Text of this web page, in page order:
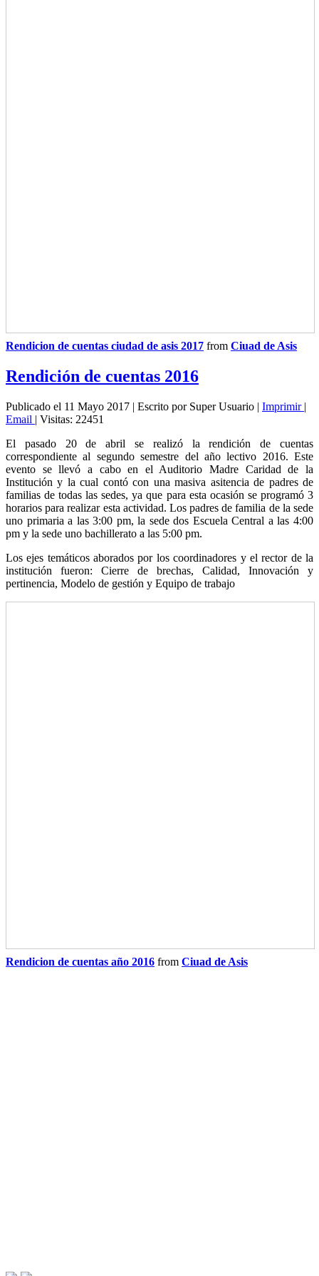
Rendicion de cuentas ciudad de asis 2017 from Ciuad de Asis
Rendición de cuentas 2016
Publicado el 11 Mayo 2017 | Escrito por Super Usuario | Imprimir |
Email | Visitas: 22451
El pasado 20 de abril se realizó la rendición de cuentas
correspondiente al segundo semestre del año lectivo 2016. Este
evento se llevó a cabo en el Auditorio Madre Caridad de la
Institución y la cual contó con una masiva asitencia de padres de
familias de todas las sedes, ya que para esta ocasión se programó 3
horarios para realizar esta actividad. Los padres de familia de la sede
uno primaria a las 3:00 pm, la sede dos Escuela Central a las 4:00
pm y la sede uno bachillerato a las 5:00 pm.
Los ejes temáticos aborados por los coordinadores y el rector de la
institución fueron: Cierre de brechas, Calidad, Innovación y
pertinencia, Modelo de gestión y Equipo de trabajo
Rendicion de cuentas año 2016 from Ciuad de Asis